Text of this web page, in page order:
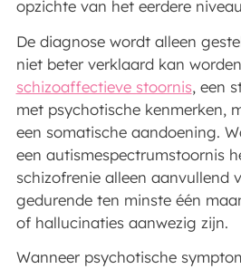
opzichte van het eerdere
De diagnose wordt alleen
niet beter verklaard kan
schizoaffectieve stoornis, een
met psychotische kenmerken,
een somatische aandoening.
een autismespectrumstoornis
schizofrenie alleen aanvullend
gedurende ten minste één
of hallucinaties aanwezig zijn.
Wanneer psychotische